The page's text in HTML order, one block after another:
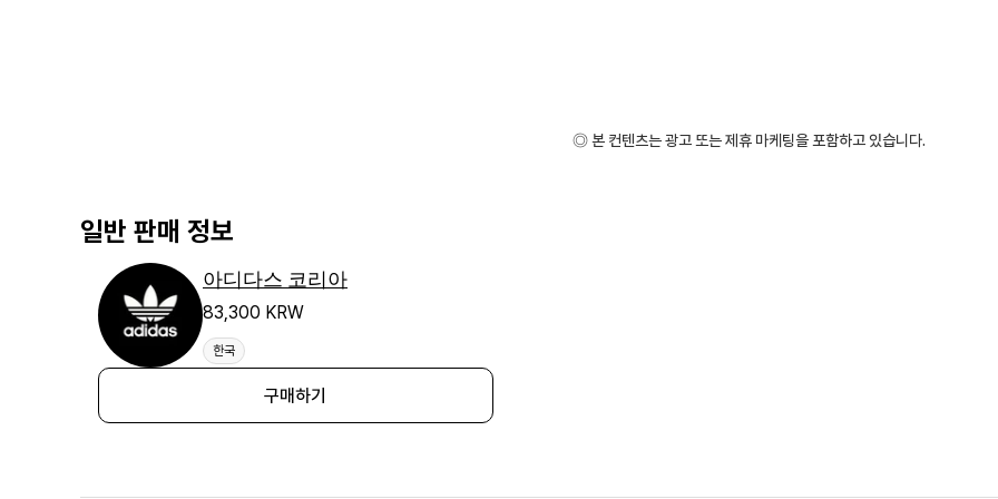
◎ 본 컨텐츠는 광고 또는 제휴 마케팅을 포함하고 있습니다.
일반 판매 정보
아디다스 코리아
83,300 KRW
한국
구매하기